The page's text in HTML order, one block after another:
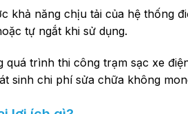
khả năng chịu tải của hệ thống
tự ngắt khi sử dụng.
trình thi công trạm sạc xe
sinh chi phí sửa chữa không